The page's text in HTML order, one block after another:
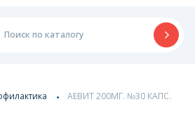
АЕВИТ 200МГ. №30 КАПС.